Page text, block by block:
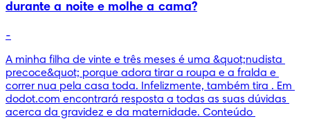
durante a noite e molhe a cama?
-
A minha filha de vinte e três meses é uma &quot;nudista
precoce&quot; porque adora tirar a roupa e a fralda e
correr nua pela casa toda. Infelizmente, também tira . Em
dodot.com encontrará resposta a todas as suas dúvidas
acerca da gravidez e da maternidade. Conteúdo